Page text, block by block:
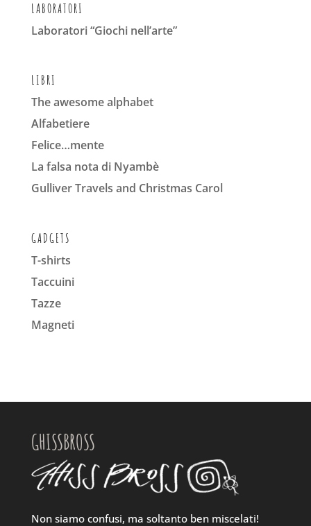
LABORATORI
Laboratori “Giochi nell’arte”
LIBRI
The awesome alphabet
Alfabetiere
Felice…mente
La falsa nota di Nyambè
Gulliver Travels and Christmas Carol
GADGETS
T-shirts
Taccuini
Tazze
Magneti
GHISSBROSS
Non siamo confusi, ma soltanto ben miscelati!